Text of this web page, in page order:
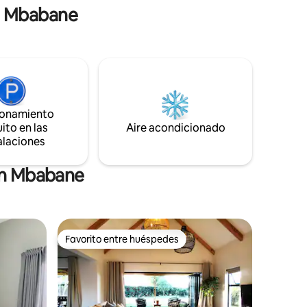
recargar energías durante unos días.
en las
Aire acondicionado
Mbabane
Favorito entre huéspedes
Favorito entre huéspedes